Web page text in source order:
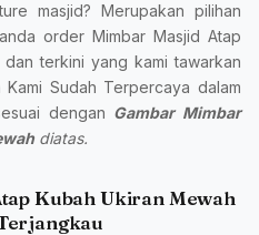
masjid? Merupakan pilihan
order Mimbar Masjid Atap
terkini yang kami tawarkan
Sudah Terpercaya dalam
dengan Gambar Mimbar
diatas.
Kubah Ukiran Mewah